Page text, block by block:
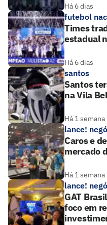
Há 6 dias
futebol
Times
estadual
Há 6 dias
santos
Santos
na Vila
Há 1 semana
lance!
Caros e
mercado
Há 1 semana
lance!
GAT
foco em